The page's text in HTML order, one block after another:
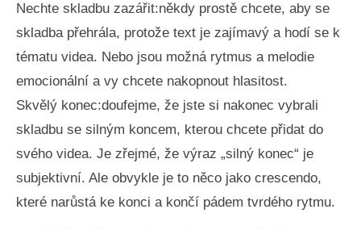
Nechte skladbu zazářit:někdy prostě chcete, aby se
skladba přehrála, protože text je zajímavý a hodí se k
tématu videa. Nebo jsou možná rytmus a melodie
emocionální a vy chcete nakopnout hlasitost.
Skvělý konec:doufejme, že jste si nakonec vybrali
skladbu se silným koncem, kterou chcete přidat do
svého videa. Je zřejmé, že výraz „silný konec“ je
subjektivní. Ale obvykle je to něco jako crescendo,
které narůstá ke konci a končí pádem tvrdého rytmu.